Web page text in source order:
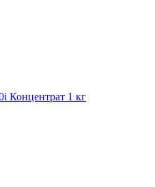
Концентрат 1 кг